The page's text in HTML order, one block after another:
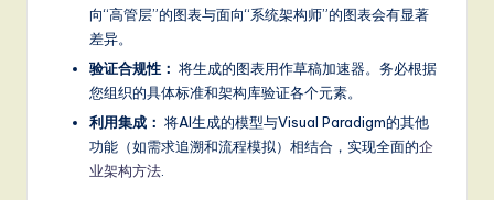
向“高管层”的图表与面向“系统架构师”的图表会有显著
差异。
验证合规性： 将生成的图表用作草稿加速器。务必根据
您组织的具体标准和架构库验证各个元素。
利用集成： 将AI生成的模型与Visual Paradigm的其他
功能（如需求追溯和流程模拟）相结合，实现全面的企
业架构方法.